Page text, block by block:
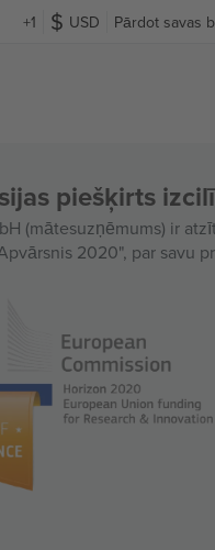
+1 USD Pārdot savas
piešķirts
(mātesuzņēmums) ir
2020", par savu